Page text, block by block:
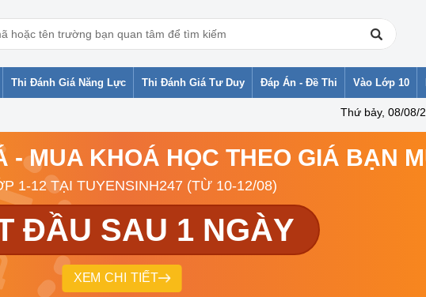
Thi Đánh Giá Năng Lực Thi Đánh Giá Tư Duy Đáp Án - Đề Thi Vào Lớp 10
Thứ bảy, 08/08/
- MUA KHOÁ HỌC THEO GIÁ BẠN
1-12 TẠI TUYENSINH247 (TỪ 10-12/08)
ĐẦU SAU 1 NGÀY
XEM CHI TIẾT